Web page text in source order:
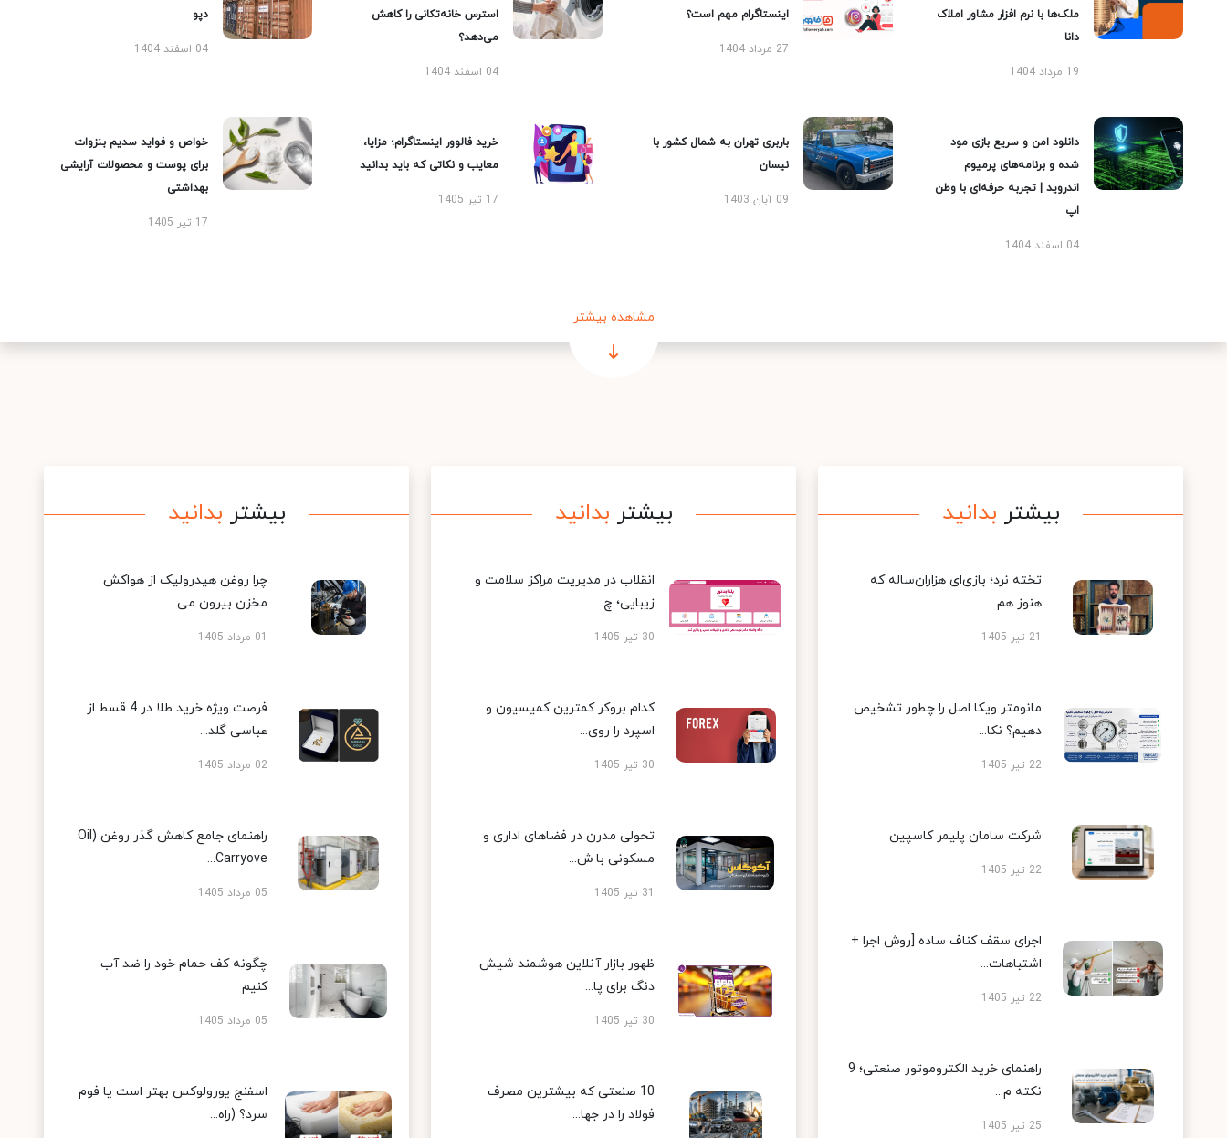
ملک‌ها با نرم افزار مشاور املاک
دانا
19 مرداد 1404
اینستاگرام مهم است؟
27 مرداد 1404
استرس خانه‌تکانی را کاهش
می‌دهد؟
04 اسفند 1404
دپو
04 اسفند 1404
دانلود امن و سریع بازی مود
شده و برنامه‌های پرمیوم
اندروید | تجربه حرفه‌ای با وطن
اپ
04 اسفند 1404
باربری تهران به شمال کشور با
نیسان
09 آبان 1403
خرید فالوور اینستاگرام؛ مزایا،
معایب و نکاتی که باید بدانید
17 تیر 1405
خواص و فواید سدیم بنزوات
برای پوست و محصولات آرایشی
بهداشتی
17 تیر 1405
مشاهده بیشتر
بیشتر بدانید
تخته نرد؛ بازی‌ای هزاران‌ساله که
هنوز هم...
21 تیر 1405
مانومتر ویکا اصل را چطور تشخیص
دهیم؟ نکا...
22 تیر 1405
شرکت سامان پلیمر کاسپین
22 تیر 1405
اجرای سقف کناف ساده [روش اجرا +
اشتباهات...
22 تیر 1405
راهنمای خرید الکتروموتور صنعتی؛ 9
نکته م...
25 تیر 1405
بیشتر بدانید
انقلاب در مدیریت مراکز سلامت و
زیبایی؛ چ...
30 تیر 1405
کدام بروکر کمترین کمیسیون و
اسپرد را روی...
30 تیر 1405
تحولی مدرن در فضاهای اداری و
مسکونی با ش...
31 تیر 1405
ظهور بازار آنلاین هوشمند شیش
دنگ برای پا...
30 تیر 1405
10 صنعتی که بیشترین مصرف
فولاد را در جها...
بیشتر بدانید
چرا روغن هیدرولیک از هواکش
مخزن بیرون می...
01 مرداد 1405
فرصت ویژه خرید طلا در 4 قسط از
عباسی گلد...
02 مرداد 1405
راهنمای جامع کاهش گذر روغن (Oil
Carryove...
05 مرداد 1405
چگونه کف حمام خود را ضد آب
کنیم
05 مرداد 1405
اسفنج یورولوکس بهتر است یا فوم
سرد؟ (راه...